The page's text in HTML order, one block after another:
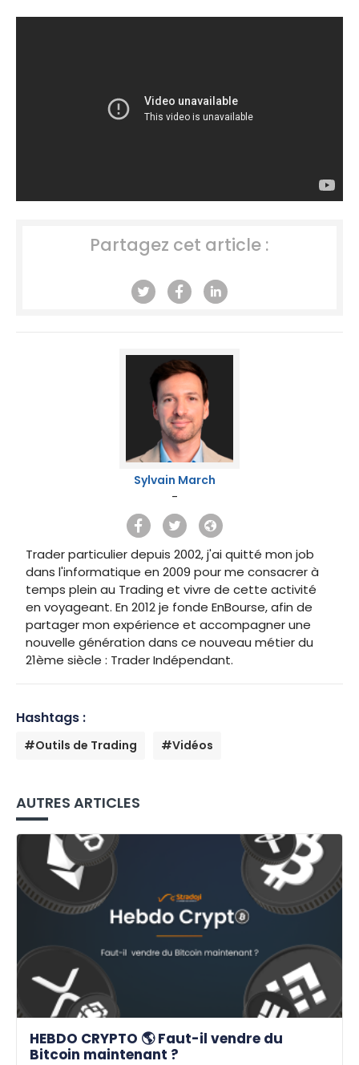
Partagez cet article :
Sylvain March
-
Trader particulier depuis 2002, j'ai quitté mon job
dans l'informatique en 2009 pour me consacrer à
temps plein au Trading et vivre de cette activité
en voyageant. En 2012 je fonde EnBourse, afin de
partager mon expérience et accompagner une
nouvelle génération dans ce nouveau métier du
21ème siècle : Trader Indépendant.
Hashtags :
#Outils de Trading #Vidéos
AUTRES ARTICLES
HEBDO CRYPTO 🌎 Faut-il vendre du
Bitcoin maintenant ?